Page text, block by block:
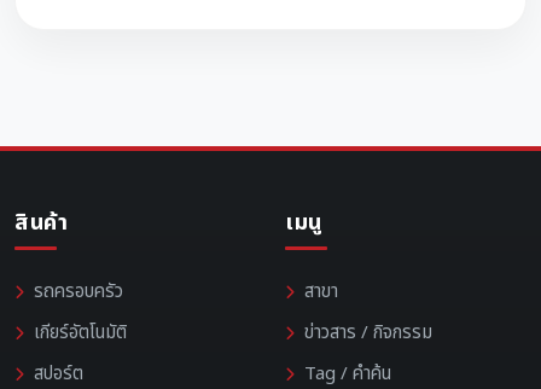
สินค้า
รถครอบครัว
เกียร์อัตโนมัติ
สปอร์ต
เมนู
สาขา
ข่าวสาร / กิจกรรม
Tag / คำค้น